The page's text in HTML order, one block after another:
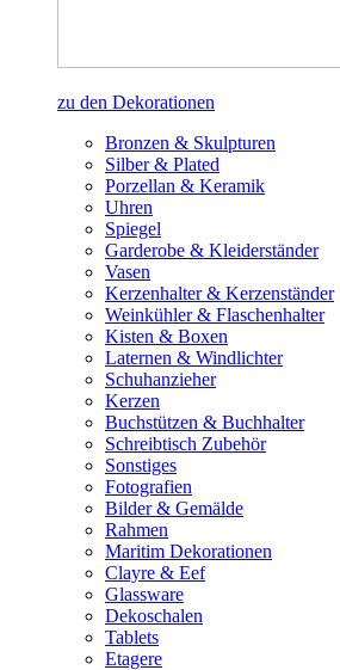
zu den Dekorationen
Bronzen & Skulpturen
Silber & Plated
Porzellan & Keramik
Uhren
Spiegel
Garderobe & Kleiderständer
Vasen
Kerzenhalter & Kerzenständer
Weinkühler & Flaschenhalter
Kisten & Boxen
Laternen & Windlichter
Schuhanzieher
Kerzen
Buchstützen & Buchhalter
Schreibtisch Zubehör
Sonstiges
Fotografien
Bilder & Gemälde
Rahmen
Maritim Dekorationen
Clayre & Eef
Glassware
Dekoschalen
Tablets
Etagere